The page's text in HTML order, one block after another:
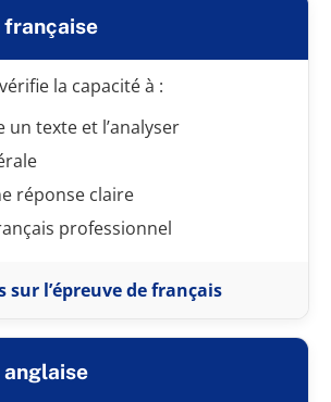
française
la capacité à :
un texte et l’analyser
réponse claire
professionnel
sur l’épreuve de français
anglaise